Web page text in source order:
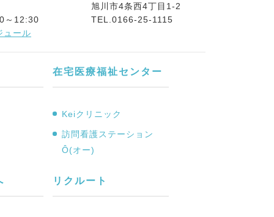
～12:30
ュール
旭川市4条西4丁目1-2
TEL. 0166-25-1115
在宅医療福祉センター
Keiクリニック
訪問看護ステーション
Ô(オー)
リクルート